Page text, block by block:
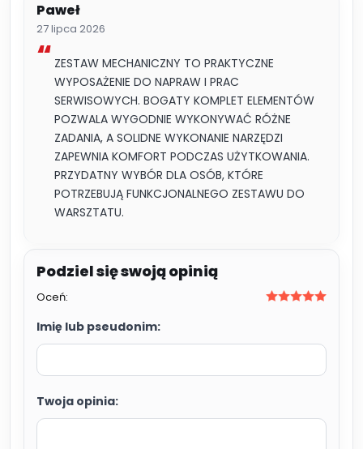
Paweł
27 lipca 2026
ZESTAW MECHANICZNY TO PRAKTYCZNE
WYPOSAŻENIE DO NAPRAW I PRAC
SERWISOWYCH. BOGATY KOMPLET ELEMENTÓW
POZWALA WYGODNIE WYKONYWAĆ RÓŻNE
ZADANIA, A SOLIDNE WYKONANIE NARZĘDZI
ZAPEWNIA KOMFORT PODCZAS UŻYTKOWANIA.
PRZYDATNY WYBÓR DLA OSÓB, KTÓRE
POTRZEBUJĄ FUNKCJONALNEGO ZESTAWU DO
WARSZTATU.
Oceń:
Imię lub pseudonim:
Twoja opinia: